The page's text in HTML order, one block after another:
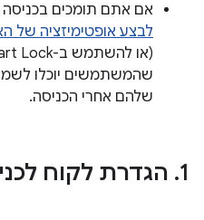
אם אתם תומכים
לבצע אופטימיזציה של
שהמשתמשים יוכלו
שלהם אחרי הכניסה.
1
. הגדרת לקוח